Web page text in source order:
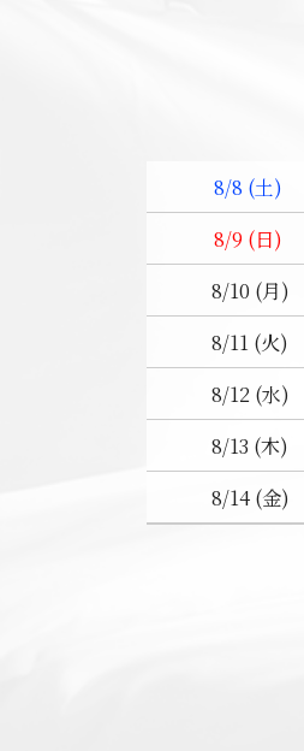
8/8 (土)
8/9 (日)
8/10 (月)
8/11 (火)
8/12 (水)
8/13 (木)
8/14 (金)